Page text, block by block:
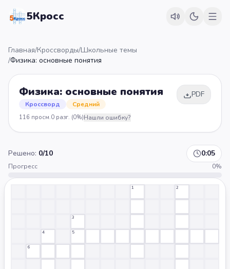
5Кросс
Главная/Кроссворды/Школьные темы
/Физика: основные понятия
Физика: основные понятия
Кроссворд Средний
PDF
116 просм.0 разг. (0%)Нашли ошибку?
Решено: 0/10 0:05
Прогресс 0%
1 2
3
4 5
6